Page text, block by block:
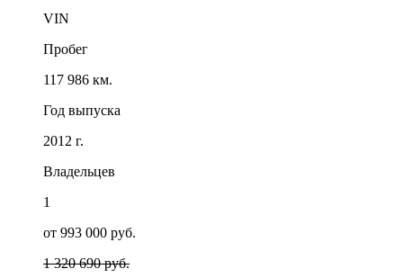
VIN
Пробег
117 986 км.
Год выпуска
2012 г.
Владельцев
1
от 993 000 руб.
1 320 690 руб.